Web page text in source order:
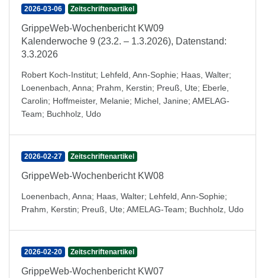
2026-03-06 Zeitschriftenartikel
GrippeWeb-Wochenbericht KW09
Kalenderwoche 9 (23.2. – 1.3.2026), Datenstand:
3.3.2026
Robert Koch-Institut; Lehfeld, Ann-Sophie; Haas, Walter;
Loenenbach, Anna; Prahm, Kerstin; Preuß, Ute; Eberle,
Carolin; Hoffmeister, Melanie; Michel, Janine; AMELAG-
Team; Buchholz, Udo
2026-02-27 Zeitschriftenartikel
GrippeWeb-Wochenbericht KW08
Loenenbach, Anna; Haas, Walter; Lehfeld, Ann-Sophie;
Prahm, Kerstin; Preuß, Ute; AMELAG-Team; Buchholz, Udo
2026-02-20 Zeitschriftenartikel
GrippeWeb-Wochenbericht KW07